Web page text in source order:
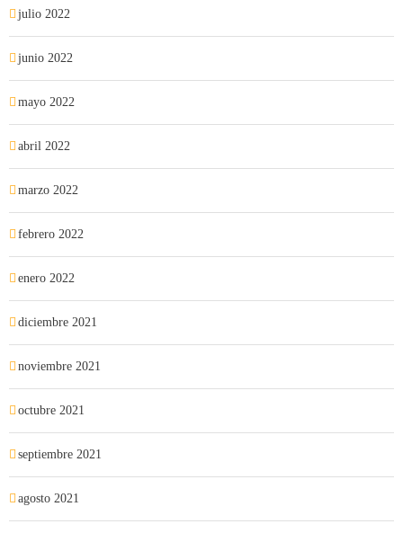
julio 2022
junio 2022
mayo 2022
abril 2022
marzo 2022
febrero 2022
enero 2022
diciembre 2021
noviembre 2021
octubre 2021
septiembre 2021
agosto 2021